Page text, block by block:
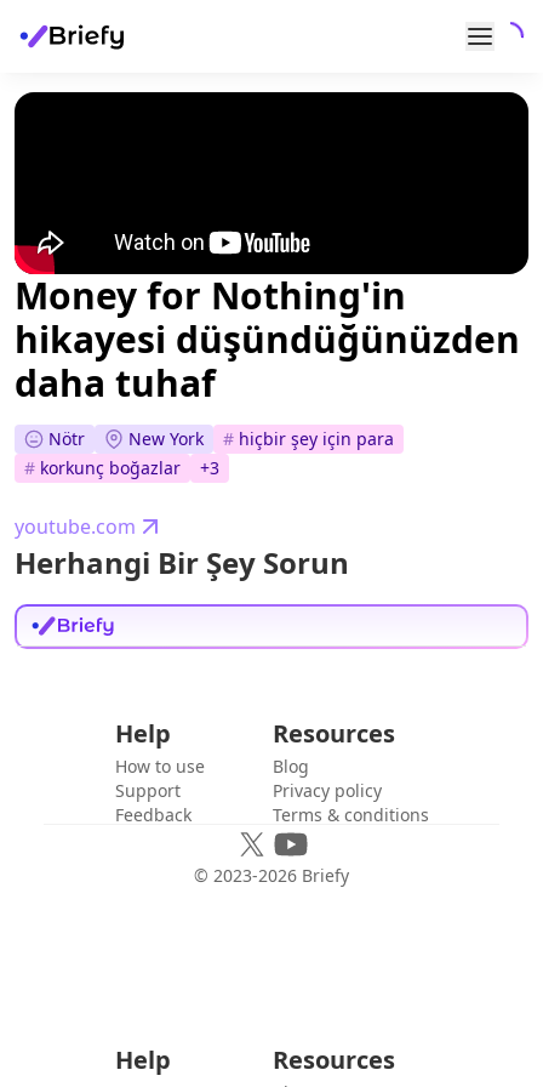
Money for Nothing'in
hikayesi düşündüğünüzden
daha tuhaf
Nötr New York # hiçbir şey i̇çin para
# korkunç boğazlar +3
youtube.com
Herhangi Bir Şey Sorun
Help
How to use
Support
Feedback
Resources
Blog
Privacy policy
Terms & conditions
© 2023-2026 Briefy
Help Resources